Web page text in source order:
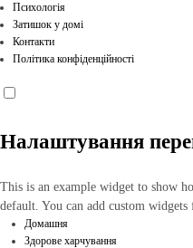
Психологія
Затишок у домі
Контакти
Політика конфіденційності
Налаштування
This is an example widget to show
default. You can add custom widgets
Домашня
Здорове харчування